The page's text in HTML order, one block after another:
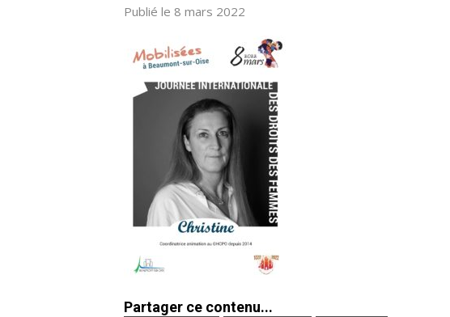
Publié le 8 mars 2022
Partager ce contenu...